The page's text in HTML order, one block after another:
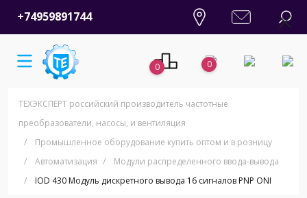
+74959891744
0 0
ТЕХЭКСПЕРТ российский производитель частотные
преобразователи, насосы, и вентиляция
/
Промышленное оборудование купить оптом и в розницу
/
Автоматизация /
Модули распределенного ввода-вывода
/
IOD 430 Модуль дискретного вывода 16 сигналов PNP ONI